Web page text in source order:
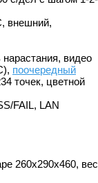
внешний,
видео
поочередный
точек, цветной
FAIL, LAN
260х290х460, вес